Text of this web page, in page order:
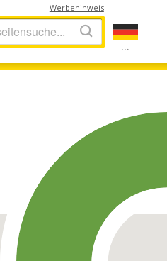
...
Werbehinweis